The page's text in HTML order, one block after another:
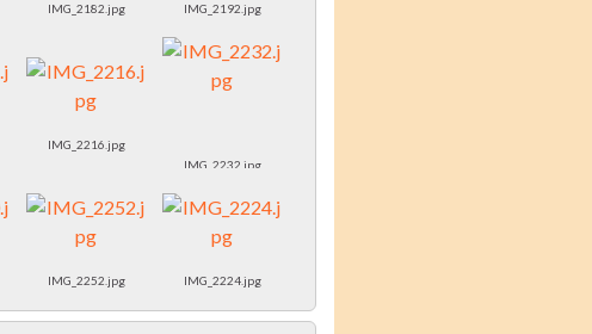
IMG_2182.jpg IMG_2192.jpg
IMG_2216.jpg
IMG_2232.jpg
IMG_2252.jpg IMG_2224.jpg